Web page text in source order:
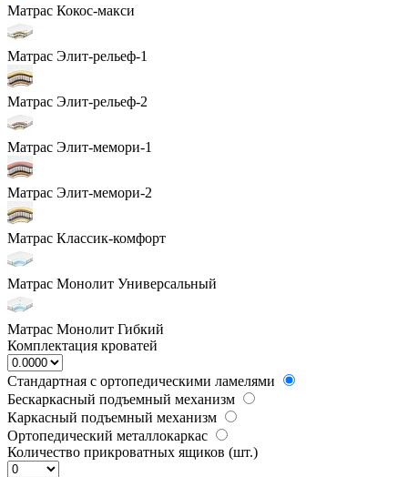
Матрас Кокос-макси
Матрас Элит-рельеф-1
Матрас Элит-рельеф-2
Матрас Элит-мемори-1
Матрас Элит-мемори-2
Матрас Классик-комфорт
Матрас Монолит Универсальный
Матрас Монолит Гибкий
Комплектация кроватей
Стандартная с ортопедическими ламелями
Бескаркасный подъемный механизм
Каркасный подъемный механизм
Ортопедический металлокаркас
Количество прикроватных ящиков (шт.)